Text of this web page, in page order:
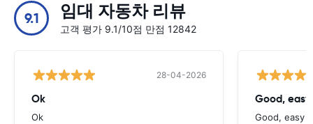
9.1 임대 자동차 리뷰
고객 평가 9.1/10점 만점 12842
28-04-2026
Ok
Ok
Good,
Good, easy